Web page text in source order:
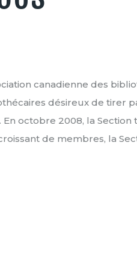
canadienne des
désireux de tirer
octobre 2008, la
de membres, la